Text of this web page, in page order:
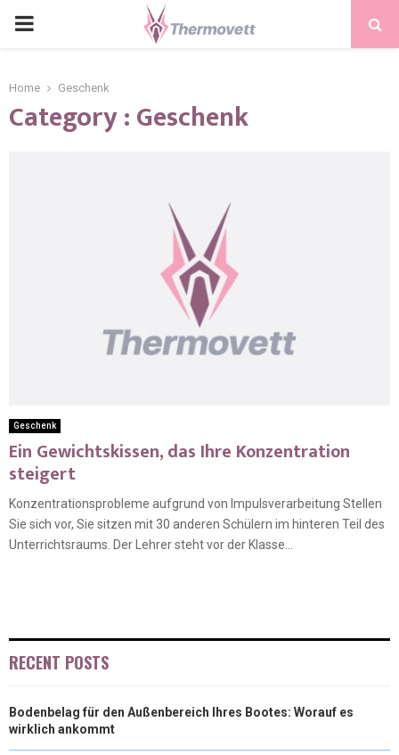
PRIMARY
Home Geschenk
Category : Geschenk
Geschenk
Ein Gewichtskissen, das Ihre Konzentration
steigert
Konzentrationsprobleme aufgrund von Impulsverarbeitung Stellen
Sie sich vor, Sie sitzen mit 30 anderen Schülern im hinteren Teil des
Unterrichtsraums. Der Lehrer steht vor der Klasse...
RECENT POSTS
Bodenbelag für den Außenbereich Ihres Bootes: Worauf es
wirklich ankommt